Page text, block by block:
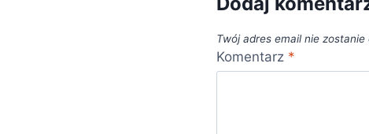
Twój adres email nie zostanie
Komentarz *